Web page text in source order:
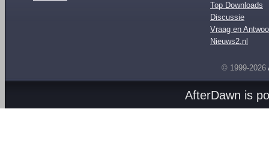
Top Downloads
Discussie
Vraag en
Nieuws2.nl
© 1999-2026
AfterDawn is